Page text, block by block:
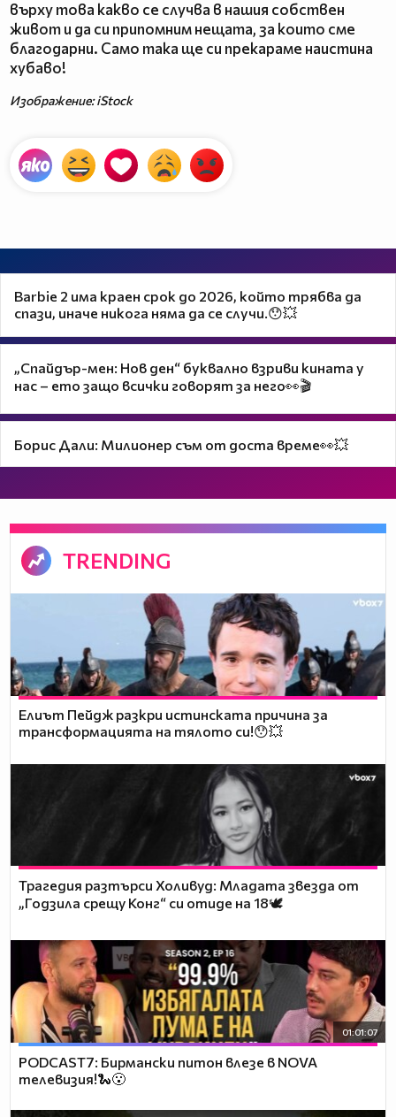
върху това какво се случва в нашия собствен
живот и да си припомним нещата, за които сме
благодарни. Само така ще си прекараме наистина
хубаво!
Изображение: iStock
Barbie 2 има краен срок до 2026, който трябва да
спази, иначе никога няма да се случи.😯💥
„Спайдър-мен: Нов ден“ буквално взриви кината у
нас – ето защо всички говорят за него👀🎬
Борис Дали: Милионер съм от доста време👀💥
TRENDING
Елиът Пейдж разкри истинската причина за
трансформацията на тялото си!😯💥
Трагедия разтърси Холивуд: Младата звезда от
„Годзила срещу Конг“ си отиде на 18🕊️
01:01:07
PODCAST7: Бирмански питон влезе в NOVA
телевизия!🐍😮